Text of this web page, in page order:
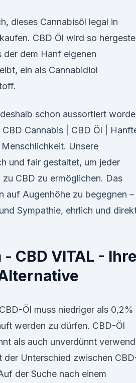
dieses Cannabisöl legal in
CBD Öl wird so
der dem Hanf eigenen
ein als Cannabidiol
schon aussortiert
Cannabis | CBD Öl |
Menschlichkeit. Unsere
und fair gestaltet, um jeder
zu CBD zu ermöglichen. Das
auf Augenhöhe zu begegnen –
Sympathie, ehrlich und
CBD VITAL -
Öl muss niedriger als 0,2%
werden zu dürfen. CBD-Öl
als auch unverdünnt
der Unterschied zwischen
der Suche nach einem